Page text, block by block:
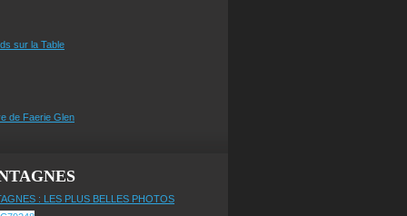
sur la Table
de Faerie Glen
: LES PLUS BELLES PHOTOS